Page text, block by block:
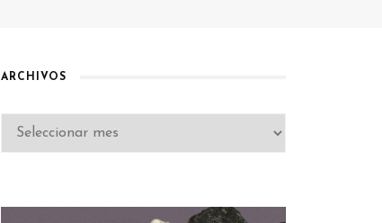
ARCHIVOS